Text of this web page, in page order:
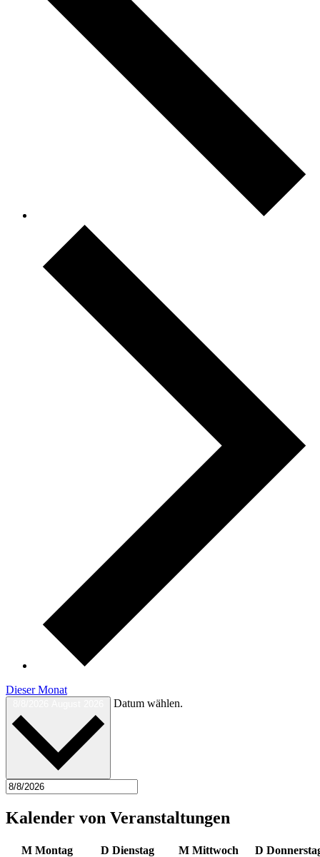
Dieser Monat
Datum wählen.
Kalender von Veranstaltungen
M Montag D Dienstag M Mittwoch D